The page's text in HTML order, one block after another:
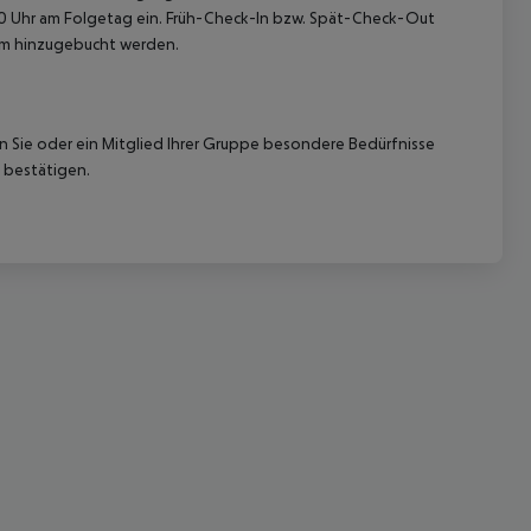
am Folgetag ein. Früh-Check-In bzw. Spät-Check-Out
hinzugebucht werden.
oder ein Mitglied Ihrer Gruppe besondere Bedürfnisse
bestätigen.